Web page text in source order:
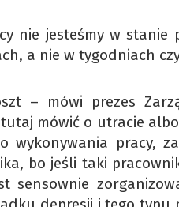
nie jesteśmy w stanie
a nie w tygodniach
– mówi prezes
mówić o utracie
wykonywania pracy,
bo jeśli taki
sensownie